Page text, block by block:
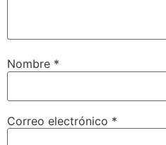
Nombre *
Correo electrónico *